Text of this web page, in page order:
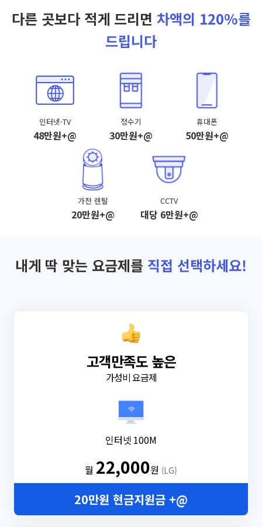
다른 곳보다 적게 드리면 차액의 120%를
드립니다
인터넷·TV
48만원+@
정수기
30만원+@
휴대폰
50만원+@
가전 렌탈
20만원+@
CCTV
대당 6만원+@
내게 딱 맞는 요금제를 직접 선택하세요!
고객만족도 높은
가성비 요금제
인터넷 100M
월 22,000원 (LG)
20만원 현금지원금 +@